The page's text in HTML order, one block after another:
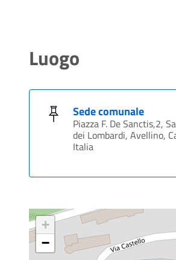
Luogo
Sede comunale
Piazza F. De Sanctis,2,
dei Lombardi, Avellino,
Italia
+
−